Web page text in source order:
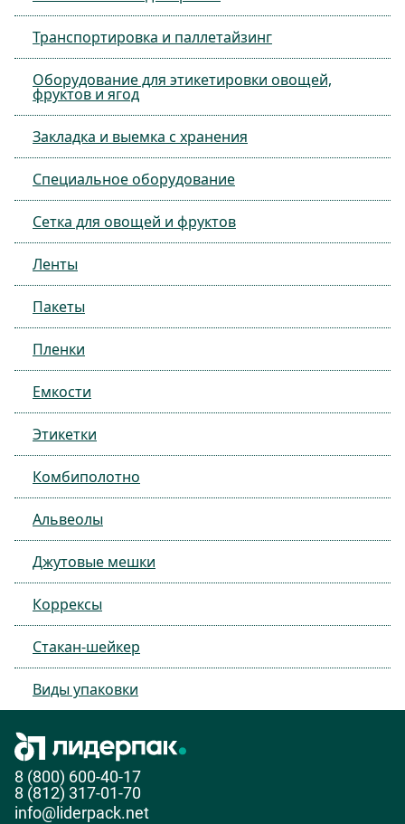
Транспортировка и паллетайзинг
Оборудование для этикетировки овощей,
фруктов и ягод
Закладка и выемка с хранения
Специальное оборудование
Сетка для овощей и фруктов
Ленты
Пакеты
Пленки
Емкости
Этикетки
Комбиполотно
Альвеолы
Джутовые мешки
Коррексы
Стакан-шейкер
Виды упаковки
8 (800) 600-40-17
8 (812) 317-01-70
info@liderpack.net